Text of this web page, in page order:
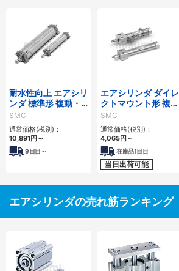
耐水性向上 エアシリ
ンダ 標準形 複動・
片ロッド CA2シリ
ーズ
SMC
通常価格(税別)：
10,891円 ～
9 日目～
エアシリンダ ダイレ
クトマウント形 複
動・片ロッド CJ2R
シリーズ
SMC
通常価格(税別)：
4,065円 ～
在庫品1日目
当日出荷可能
エアシリンダの売れ筋ランキング